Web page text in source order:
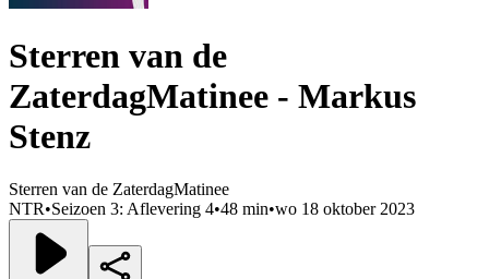
Sterren van de
ZaterdagMatinee - Markus
Stenz
Sterren van de ZaterdagMatinee
NTR•Seizoen 3: Aflevering 4•48 min•wo 18 oktober 2023